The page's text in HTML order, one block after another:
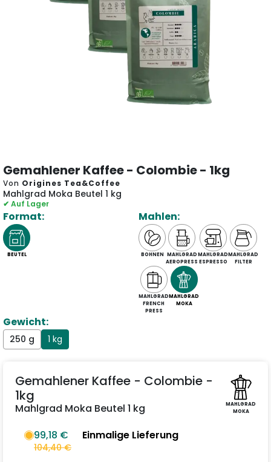
Gemahlener Kaffee - Colombie - 1kg
Von Origines Tea&Coffee
Mahlgrad Moka Beutel 1 kg
✔ Auf Lager
Format:
BEUTEL
Mahlen:
BOHNEN MAHLGRAD
AEROPRESS
MAHLGRAD
ESPRESSO
MAHLGRAD
FILTER
MAHLGRAD
FRENCH
PRESS
MAHLGRAD
MOKA
Gewicht:
250 g 1 kg
MAHLGRAD
MOKA
Gemahlener Kaffee - Colombie -
1kg
Mahlgrad Moka Beutel 1 kg
99,18 €
104,40 €
Einmalige Lieferung